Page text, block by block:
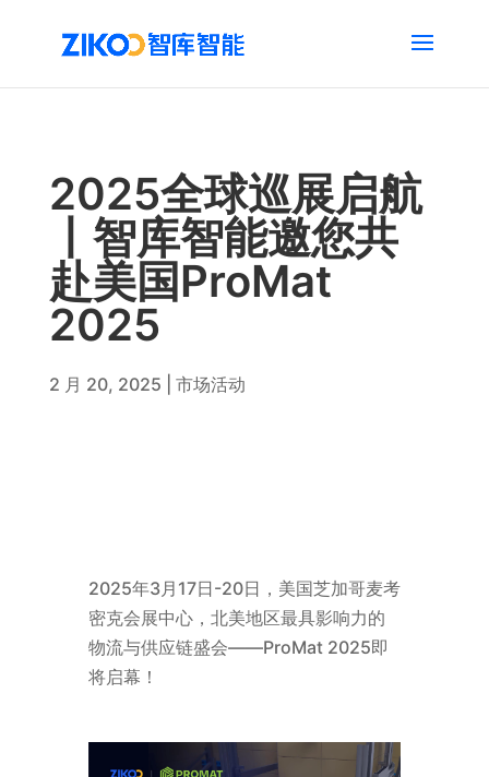
2025全球巡展启航
丨智库智能邀您共
赴美国ProMat
2025
2 月 20, 2025 市场活动
2025年3月17日-20日，美国芝加哥麦考
密克会展中心，北美地区最具影响力的
物流与供应链盛会——ProMat 2025即
将启幕！